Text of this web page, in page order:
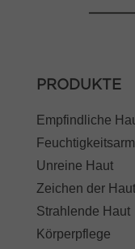
PRODUKTE
Empfindliche
Unreine Haut
Zeichen der
Strahlende Haut
Körperpflege